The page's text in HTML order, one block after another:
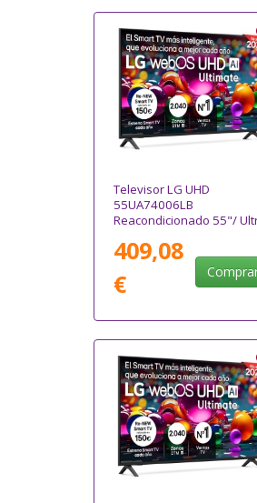
Televisor LG UHD
55UA74006LB
Reacondicionado 55"/
409,08
€